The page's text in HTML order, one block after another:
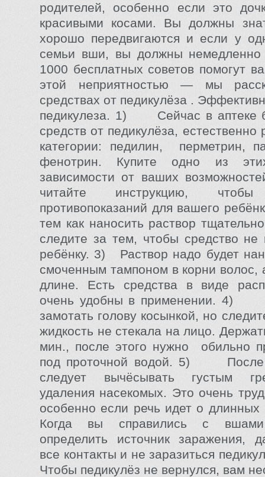
родителей, особенно если это
красивыми косами. Вы должны
хорошо передвигаются и если у
семьи вши, вы должны немедленно
1000 бесплатных советов помогут
этой неприятностью — мы
средствах от педикулёза .
педикулеза. 1) Сейчас в аптеке
средств от педикулёза, естественно
категории: педилин, перметрин,
фенотрин. Купите одно из
зависимости от ваших
читайте инструкцию,
противопоказаний для вашего
тем как наносить раствор
следите за тем, чтобы средство не
ребёнку. 3) Раствор надо будет
смоченным тампоном в корни волос,
длине. Есть средства в виде
очень удобны в применении. 4)
замотать голову косынкой, но
жидкость не стекала на лицо.
мин., после этого нужно обильно
под проточной водой. 5) После
следует вычёсывать густым
удаления насекомых. Это очень
особенно если речь идет о
Когда вы справились с вшами,
определить источник заражения,
все контакты и не заразиться
Чтобы педикулёз не вернулся, вам